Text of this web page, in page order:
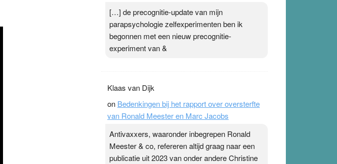
[…] de precognitie-update van mijn
parapsychologie zelfexperimenten ben ik
begonnen met een nieuw precognitie-
experiment van &
Klaas van Dijk
on Bedenkingen bij het rapport over oversterfte
van Ronald Meester en Marc Jacobs
Antivaxxers, waaronder inbegrepen Ronald
Meester & co, refereren altijd graag naar een
publicatie uit 2023 van onder andere Christine